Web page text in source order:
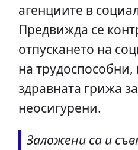
агенциите в
Предвижда се
отпускането на
на трудоспособни,
здравната грижа
неосигурени.
Заложени са и